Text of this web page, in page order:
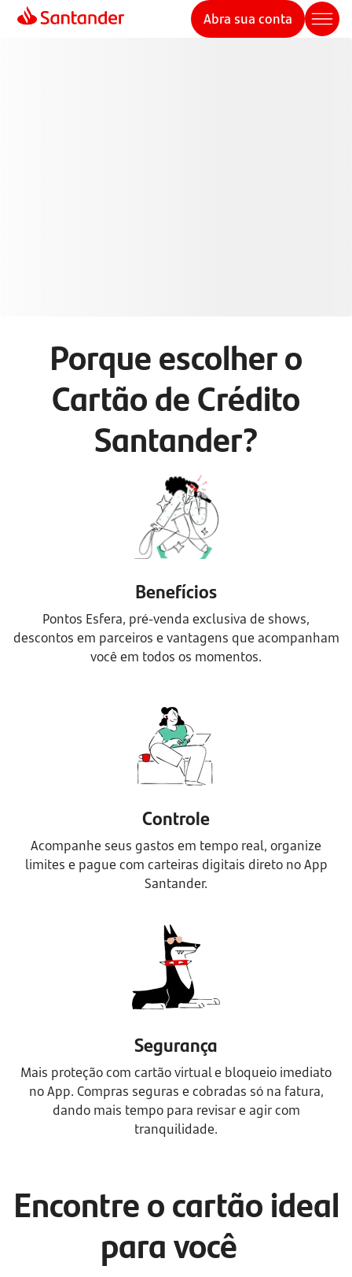
Abra sua conta
Porque escolher o
Cartão de Crédito
Santander?
Benefícios
Pontos Esfera, pré-venda exclusiva de shows,
descontos em parceiros e vantagens que acompanham
você em todos os momentos.
Controle
Acompanhe seus gastos em tempo real, organize
limites e pague com carteiras digitais direto no App
Santander.
Segurança
Mais proteção com cartão virtual e bloqueio imediato
no App. Compras seguras e cobradas só na fatura,
dando mais tempo para revisar e agir com
tranquilidade.
Encontre o cartão ideal
para você